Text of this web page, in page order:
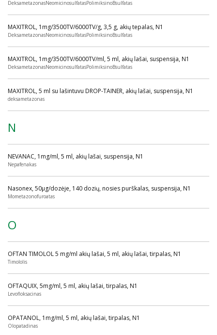
DeksametazonasNeomicinosulfatasPolimiksinoBsulfatas
MAXITROL, 1mg/3500TV/6000TV/g, 3,5 g, akių tepalas, N1
DeksametazonasNeomicinosulfatasPolimiksinoBsulfatas
MAXITROL, 1mg/3500TV/6000TV/ml, 5 ml, akių lašai, suspensija, N1
DeksametazonasNeomicinosulfatasPolimiksinoBsulfatas
MAXITROL, 5 ml su lašintuvu DROP-TAINER, akių lašai, suspensija, N1
deksametazonas
N
NEVANAC, 1mg/ml, 5 ml, akių lašai, suspensija, N1
Nepafenakas
Nasonex, 50µg/dozėje, 140 dozių, nosies purškalas, suspensija, N1
Mometazonofuroatas
O
OFTAN TIMOLOL 5 mg/ml akių lašai, 5 ml, akių lašai, tirpalas, N1
Timololis
OFTAQUIX, 5mg/ml, 5 ml, akių lašai, tirpalas, N1
Levofloksacinas
OPATANOL, 1mg/ml, 5 ml, akių lašai, tirpalas, N1
Olopatadinas